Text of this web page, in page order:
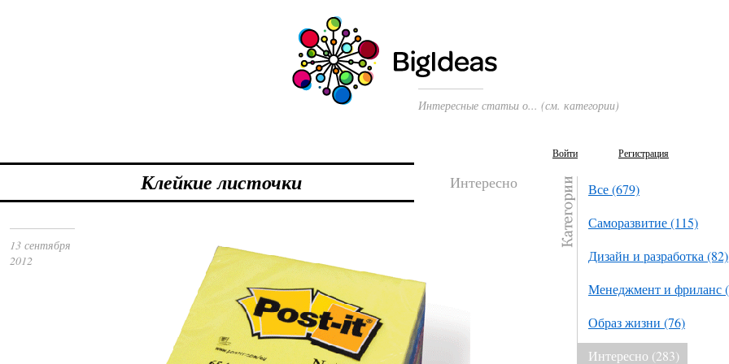
Интересные статьи о... (см. категории)
Клейкие листочки Интересно
13 сентября
2012
Войти Регистрация
Все (679)
Саморазвитие (115)
Дизайн и разработка (82)
Менеджмент и фриланс
Образ жизни (76)
Интересно (283)